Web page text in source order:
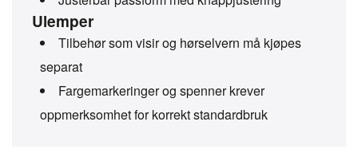
Ulemper
Tilbehør som visir og hørselvern må kjøpes
separat
Fargemarkeringer og spenner krever
oppmerksomhet for korrekt standardbruk